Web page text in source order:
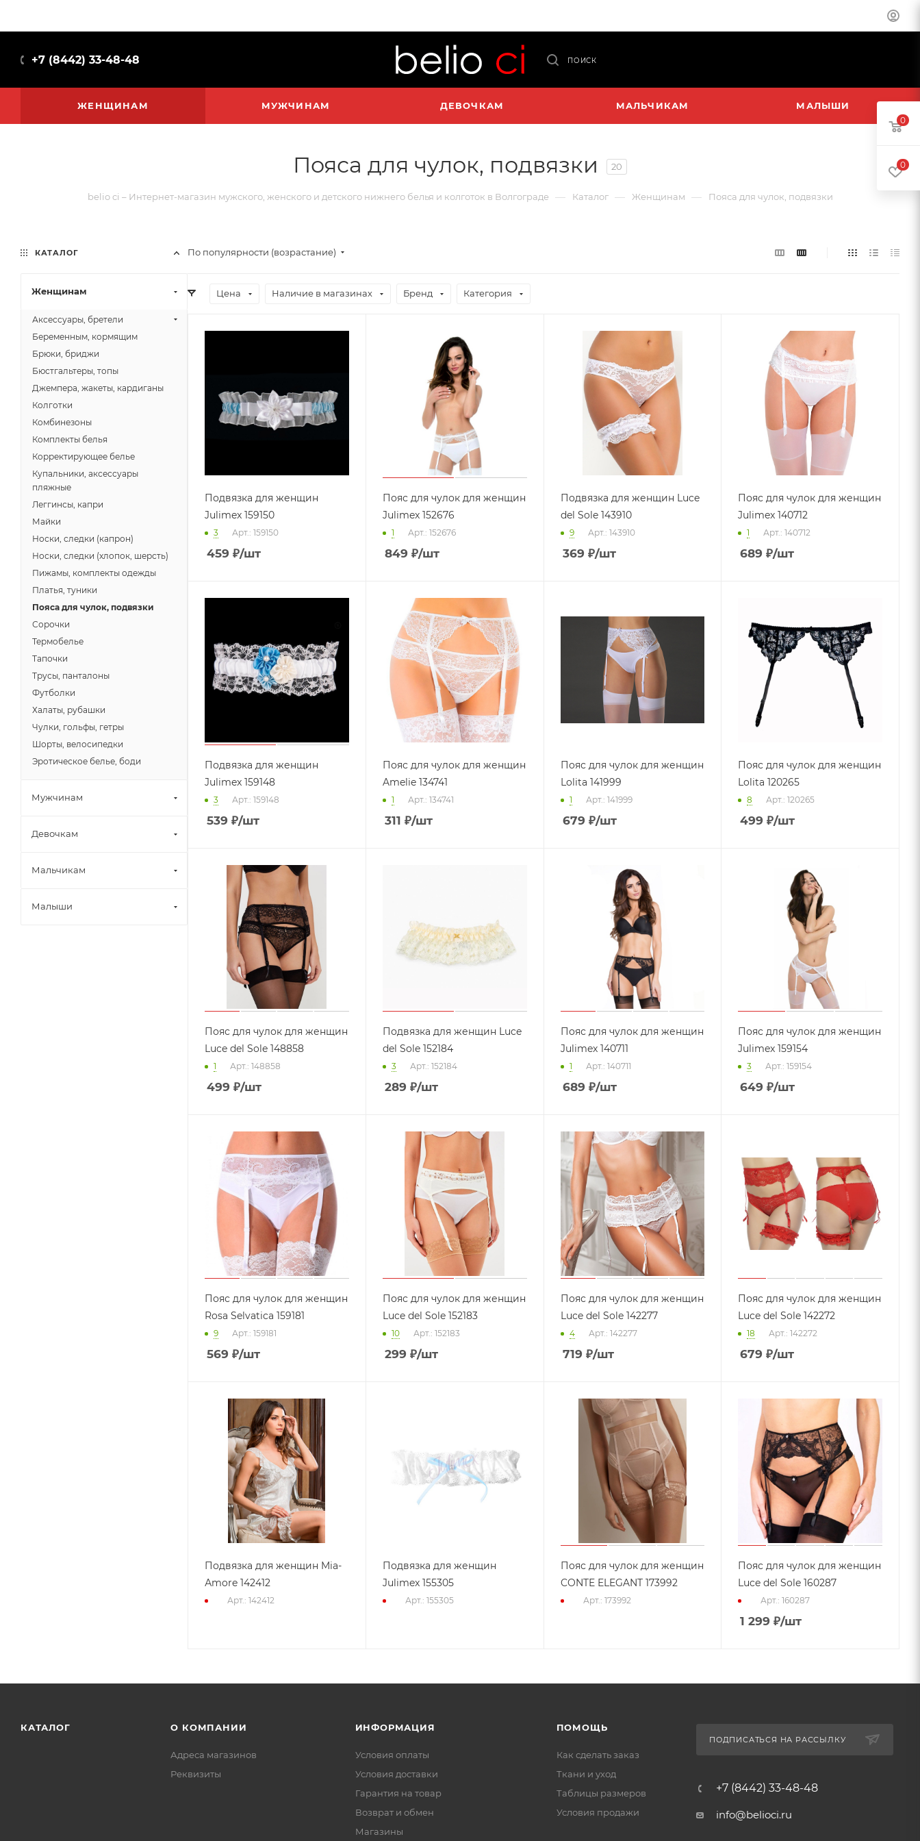
+7 (8442) 33-48-48 ПОИСК
ЖЕНЩИНАМ МУЖЧИНАМ ДЕВОЧКАМ МАЛЬЧИКАМ МАЛЫШИ
Пояса для чулок, подвязки 20
belio ci – Интернет-магазин мужского, женского и детского нижнего белья и колготок в Волгограде — Каталог — Женщинам — Пояса для чулок, подвязки
По популярности (возрастание)
Цена Наличие в магазинах Бренд Категория
Подвязка для женщин
Julimex 159150
3 Арт.: 159150
459 ₽/шт
Пояс для чулок для женщин
Julimex 152676
1 Арт.: 152676
849 ₽/шт
Подвязка для женщин Luce
del Sole 143910
9 Арт.: 143910
369 ₽/шт
Пояс для чулок для женщин
Julimex 140712
1 Арт.: 140712
689 ₽/шт
Подвязка для женщин
Julimex 159148
3 Арт.: 159148
539 ₽/шт
Пояс для чулок для женщин
Amelie 134741
1 Арт.: 134741
311 ₽/шт
Пояс для чулок для женщин
Lolita 141999
1 Арт.: 141999
679 ₽/шт
Пояс для чулок для женщин
Lolita 120265
8 Арт.: 120265
499 ₽/шт
Пояс для чулок для женщин
Luce del Sole 148858
1 Арт.: 148858
499 ₽/шт
Подвязка для женщин Luce
del Sole 152184
3 Арт.: 152184
289 ₽/шт
Пояс для чулок для женщин
Julimex 140711
1 Арт.: 140711
689 ₽/шт
Пояс для чулок для женщин
Julimex 159154
3 Арт.: 159154
649 ₽/шт
Пояс для чулок для женщин
Rosa Selvatica 159181
9 Арт.: 159181
569 ₽/шт
Пояс для чулок для женщин
Luce del Sole 152183
10 Арт.: 152183
299 ₽/шт
Пояс для чулок для женщин
Luce del Sole 142277
4 Арт.: 142277
719 ₽/шт
Пояс для чулок для женщин
Luce del Sole 142272
18 Арт.: 142272
679 ₽/шт
Подвязка для женщин Mia-
Аmore 142412
Арт.: 142412
Подвязка для женщин
Julimex 155305
Арт.: 155305
Пояс для чулок для женщин
CONTE ELEGANT 173992
Арт.: 173992
Пояс для чулок для женщин
Luce del Sole 160287
Арт.: 160287
1 299 ₽/шт
КАТАЛОГ
Женщинам
Аксессуары, бретели
Беременным, кормящим
Брюки, бриджи
Бюстгальтеры, топы
Джемпера, жакеты, кардиганы
Колготки
Комбинезоны
Комплекты белья
Корректирующее белье
Купальники, аксессуары
пляжные
Леггинсы, капри
Майки
Носки, следки (капрон)
Носки, следки (хлопок, шерсть)
Пижамы, комплекты одежды
Платья, туники
Пояса для чулок, подвязки
Сорочки
Термобелье
Тапочки
Трусы, панталоны
Футболки
Халаты, рубашки
Чулки, гольфы, гетры
Шорты, велосипедки
Эротическое белье, боди
Мужчинам
Девочкам
Мальчикам
Малыши
КАТАЛОГ О КОМПАНИИ
Адреса магазинов
Реквизиты
ИНФОРМАЦИЯ
Условия оплаты
Условия доставки
Гарантия на товар
Возврат и обмен
Магазины
ПОМОЩЬ
Как сделать заказ
Ткани и уход
Таблицы размеров
Условия продажи
ПОДПИСАТЬСЯ НА РАССЫЛКУ
+7 (8442) 33-48-48
info@belioci.ru
0
0